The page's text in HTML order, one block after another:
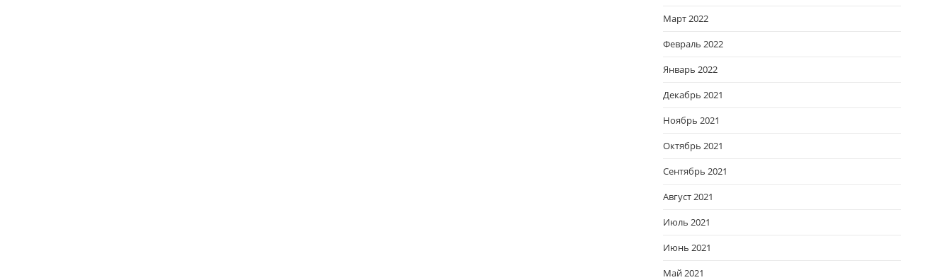
Март 2022
Февраль 2022
Январь 2022
Декабрь 2021
Ноябрь 2021
Октябрь 2021
Сентябрь 2021
Август 2021
Июль 2021
Июнь 2021
Май 2021